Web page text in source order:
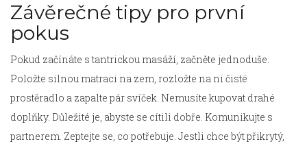
Závěrečné tipy pro první
pokus
Pokud začínáte s tantrickou masáží, začněte jednoduše.
Položte silnou matraci na zem, rozložte na ni čisté
prostěradlo a zapalte pár svíček. Nemusíte kupovat drahé
doplňky. Důležité je, abyste se cítili dobře. Komunikujte s
partnerem. Zeptejte se, co potřebuje. Jestli chce být přikrytý,